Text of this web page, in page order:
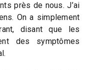
près de nous. J’ai
On a simplement
disant que les
des symptômes